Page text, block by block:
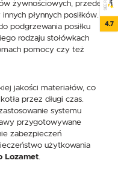
żywnościowych, przede
płynnych posiłków.
podgrzewania posiłku
rodzaju stołówkach
pomocy czy też
jakości materiałów, co
przez długi czas.
systemu
przygotowywane
zabezpieczeń
użytkowania
Lozamet
4.7